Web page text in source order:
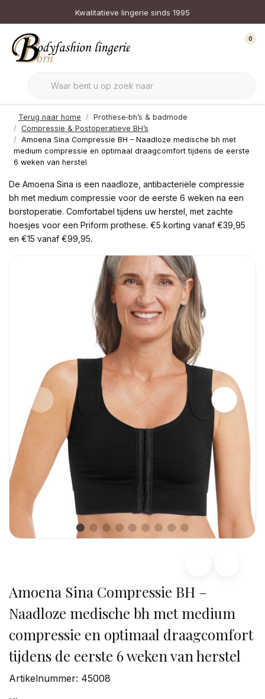
Kwalitatieve lingerie sinds 1995
0
Terug naar home
Prothese‑bh’s & badmode
Compressie & Postoperatieve BH’s
Amoena Sina Compressie BH – Naadloze medische bh met
medium compressie en optimaal draagcomfort tijdens de eerste
6 weken van herstel
De Amoena Sina is een naadloze, antibacteriële compressie
bh met medium compressie voor de eerste 6 weken na een
borstoperatie. Comfortabel tijdens uw herstel, met zachte
hoesjes voor een Priform prothese. €5 korting vanaf €39,95
en €15 vanaf €99,95.
Amoena Sina Compressie BH –
Naadloze medische bh met medium
compressie en optimaal draagcomfort
tijdens de eerste 6 weken van herstel
Artikelnummer: 45008